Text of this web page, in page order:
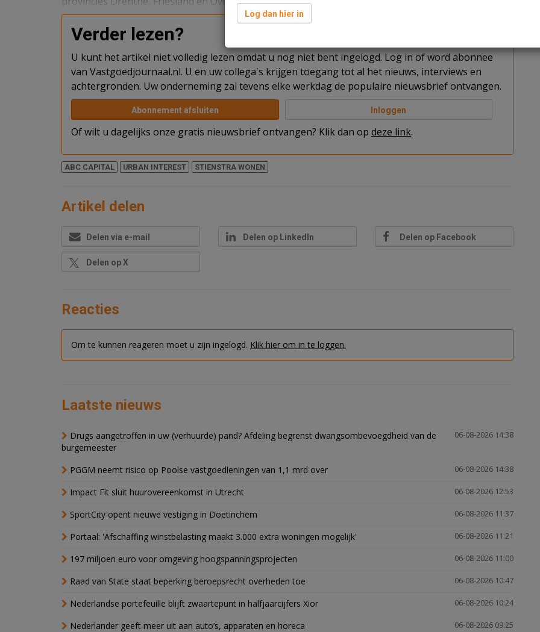
Verder lezen?
U kunt het artikel niet volledig lezen omdat u nog niet bent ingelogd. Log in of word abonnee
van Vastgoedjournaal.nl. U en uw collega's krijgen toegang tot al het nieuws, interviews en
achtergronden. Uw onderneming zal tevens elke werkdag de populaire nieuwsbrief ontvangen.
Abonnement afsluiten Inloggen
Of wilt u dagelijks onze gratis nieuwsbrief ontvangen? Klik dan op deze link.
ABC CAPITAL URBAN INTEREST STIENSTRA WONEN
Artikel delen
Delen via e-mail Delen op LinkedIn Delen op Facebook
Delen op X
Reacties
Om te kunnen reageren moet u zijn ingelogd. Klik hier om in te loggen.
Laatste nieuws
06-08-2026 14:38
Drugs aangetroffen in uw (verhuurde) pand? Afdeling begrenst dwangsombevoegdheid van de
burgemeester
06-08-2026 14:38
PGGM neemt risico op Poolse vastgoedleningen van 1,1 mrd over
06-08-2026 12:53
Impact Fit sluit huurovereenkomst in Utrecht
06-08-2026 11:37
SportCity opent nieuwe vestiging in Doetinchem
06-08-2026 11:21
Portaal: 'Afschaffing winstbelasting maakt 3.000 extra woningen mogelijk'
06-08-2026 11:00
197 miljoen euro voor omgeving hoogspanningsprojecten
06-08-2026 10:47
Raad van State staat beperking beroepsrecht overheden toe
06-08-2026 10:24
Nederlandse portefeuille blijft zwaartepunt in halfjaarcijfers Xior
06-08-2026 09:25
Nederlander geeft meer uit aan auto’s, apparaten en horeca
Log dan hier in